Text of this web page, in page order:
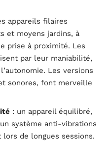
appareils filaires
et moyens jardins, à
prise à proximité. Les
par leur maniabilité,
Les versions
sonores, font merveille
: un appareil équilibré,
système anti-vibrations
de longues sessions.